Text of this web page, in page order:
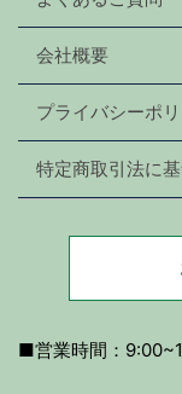
会社概要
プライバシーポ
特定商取引法に
■営業時間：